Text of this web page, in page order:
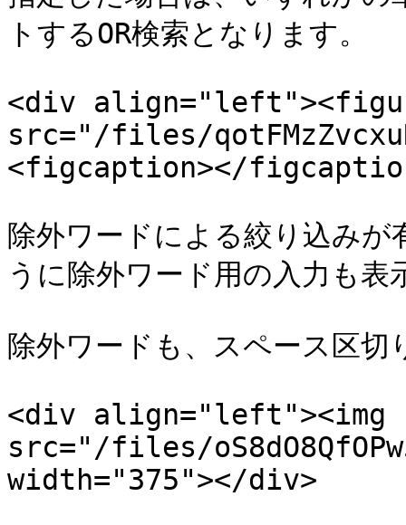
トするOR検索となります。
<div
src="/files/
<figcaption></
除外ワードによる絞り込み
うに除外ワード用の入力も表
除外ワードも、スペース区切
<div align="left"><img
src="/files/
width="375"></div>